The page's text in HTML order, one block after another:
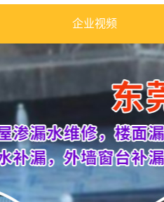
企业视频